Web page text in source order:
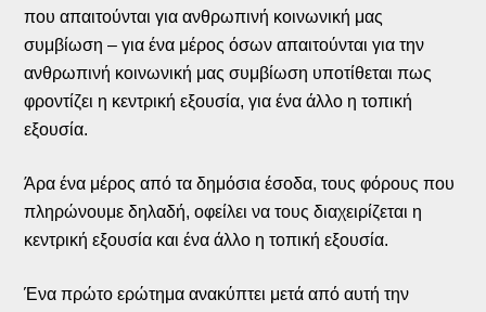
που απαιτούνται για ανθρωπινή κοινωνική μας
συμβίωση – για ένα μέρος όσων απαιτούνται για την
ανθρωπινή κοινωνική μας συμβίωση υποτίθεται πως
φροντίζει η κεντρική εξουσία, για ένα άλλο η τοπική
εξουσία.
Άρα ένα μέρος από τα δημόσια έσοδα, τους φόρους που
πληρώνουμε δηλαδή, οφείλει να τους διαχειρίζεται η
κεντρική εξουσία και ένα άλλο η τοπική εξουσία.
Ένα πρώτο ερώτημα ανακύπτει μετά από αυτή την